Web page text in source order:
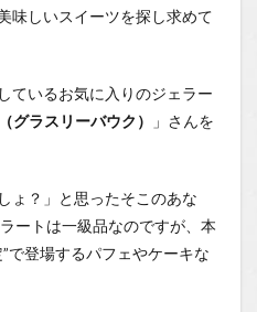
味しいスイーツを探し求めて
ているお気に入りのジェラー
グラスリーバウク）
」さんを
ょ？」と思ったそこのあな
ートは一級品なのですが、本
で登場するパフェやケーキな